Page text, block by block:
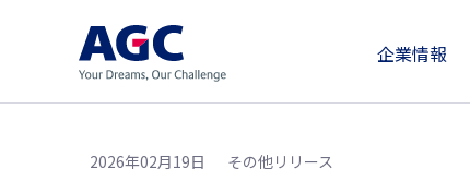
企業情報
2026年02月19日
その他リリース